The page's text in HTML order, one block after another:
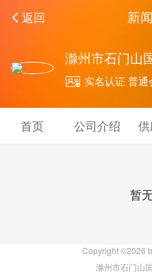
返回 新
滁州市石门山
实名认证 普通
首页 公司介绍
暂
Copyright ©2026
滁州市石门山